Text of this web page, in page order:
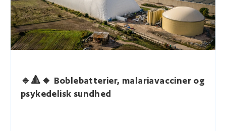
🔹🔺🔸 Boblebatterier, malariavacciner og
psykedelisk sundhed